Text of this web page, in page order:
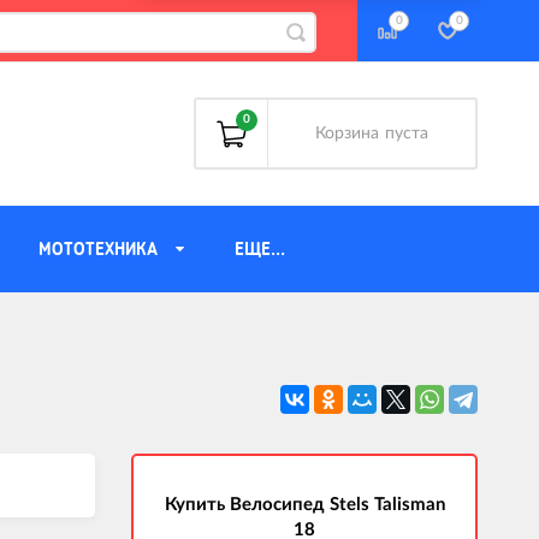
0 0
0
Корзина пуста
МОТОТЕХНИКА ЕЩЕ...
Велозащита
Купить Велосипед Stels Talisman
18